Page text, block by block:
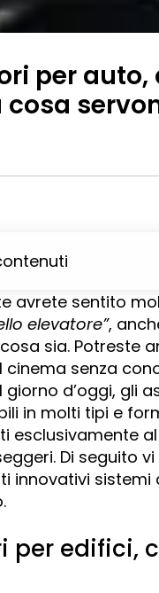
per auto,
cosa
avrete sentito
elevatore”,
sia. Potreste
cinema senza
giorno d’oggi, gli
in molti tipi e
esclusivamente
Di seguito
innovativi sistemi
per edifici,